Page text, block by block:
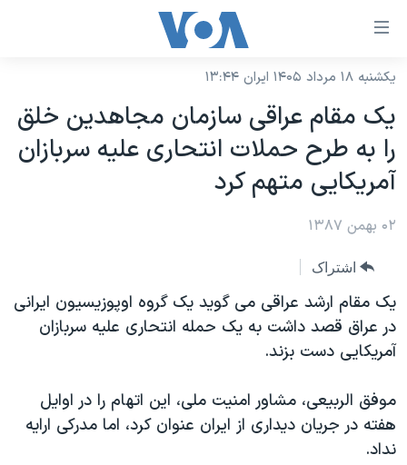
لینکهای
دسترسی
جهش
محتوای
اصلی
صفحه
جهش
به
جستجو
نسخه سبک وب‌سایت
موضوع ها
ایران
آمریکا
جهان
ورزشی
گزیده‌ها
ویژه برنامه‌ها
ویدیوها
فرهنگ و زندگی
حقوق شهروندی
برنامه های تلویزیونی
جدول برنامه ها
صفحه‌های ویژه
جام جهانی ۲۰۲۶
عملیات خشم حماسی
۲۵۰سالگی آمریکا
بایگانی برنامه‌های تلویزیونی
مستندها
انتخابات ریاست جمهوری آمریکا ۲۰۲۴
فرکانس‌های صدای آمریکا
پخش رادیویی
دنبال کنید
یکشنبه ۱۸ مرداد ۱۴۰۵ ایران ۱۳:۴۴
یک مقام عراقی سازمان مجاهدین خلق
را به طرح حملات انتحاری علیه سربازان
آمریکایی متهم کرد
۰۲ بهمن ۱۳۸۷
اشتراک
یک مقام ارشد عراقی می گوید یک گروه اوپوزیسیون ایرانی
در عراق قصد داشت به یک حمله انتحاری علیه سربازان
آمریکایی دست بزند.
موفق الربیعی، مشاور امنیت ملی، این اتهام را در اوایل
هفته در جریان دیداری از ایران عنوان کرد، اما مدرکی ارایه
نداد.